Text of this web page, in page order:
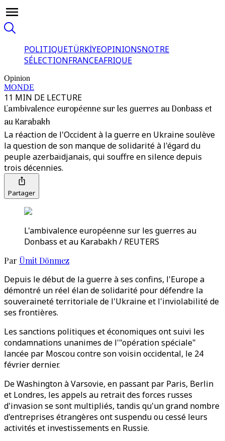
POLITIQUETÜRKİYEOPINIONSNOTRE
SÉLECTIONFRANCEAFRIQUE
Opinion
MONDE
11 MIN DE LECTURE
L'ambivalence européenne sur les guerres au Donbass et
au Karabakh
La réaction de l'Occident à la guerre en Ukraine soulève
la question de son manque de solidarité à l'égard du
peuple azerbaïdjanais, qui souffre en silence depuis
trois décennies.
Partager
L'ambivalence européenne sur les guerres au
Donbass et au Karabakh / REUTERS
Par Ümit Dönmez
Depuis le début de la guerre à ses confins, l'Europe a
démontré un réel élan de solidarité pour défendre la
souveraineté territoriale de l'Ukraine et l'inviolabilité de
ses frontières.
Les sanctions politiques et économiques ont suivi les
condamnations unanimes de l'"opération spéciale"
lancée par Moscou contre son voisin occidental, le 24
février dernier.
De Washington à Varsovie, en passant par Paris, Berlin
et Londres, les appels au retrait des forces russes
d'invasion se sont multipliés, tandis qu'un grand nombre
d'entreprises étrangères ont suspendu ou cessé leurs
activités et investissements en Russie.